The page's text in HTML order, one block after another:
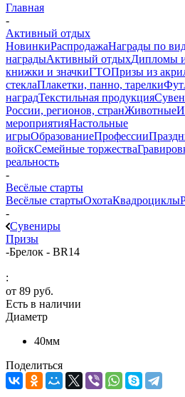
Главная
-
Активный отдых
НовинкиРаспродажаНаграды по
наградыАктивный отдыхДипломы
книжки и значкиГТОПризы из
стеклаПлакетки, панно, тарелки
наградТекстильная продукция
России, регионов, странЖивотные
мероприятияНастольные
игрыОбразованиеПрофессии
войскСемейные торжества
реальность
-
Весёлые старты
Весёлые стартыОхотаКвадроциклы
-
Сувениры
Призы
-Брелок - BR14
:
от 89 руб.
Есть в наличии
Диаметр
40мм
Поделиться